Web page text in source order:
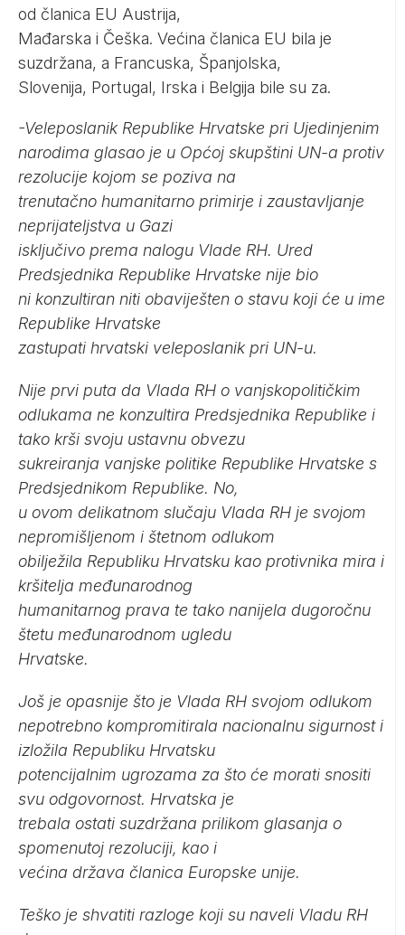
od članica EU Austrija,
Mađarska i Češka. Većina članica EU bila je
suzdržana, a Francuska, Španjolska,
Slovenija, Portugal, Irska i Belgija bile su za.
-Veleposlanik Republike Hrvatske pri Ujedinjenim
narodima glasao je u Općoj skupštini UN-a protiv
rezolucije kojom se poziva na
trenutačno humanitarno primirje i zaustavljanje
neprijateljstva u Gazi
isključivo prema nalogu Vlade RH. Ured
Predsjednika Republike Hrvatske nije bio
ni konzultiran niti obaviješten o stavu koji će u ime
Republike Hrvatske
zastupati hrvatski veleposlanik pri UN-u.
Nije prvi puta da Vlada RH o vanjskopolitičkim
odlukama ne konzultira Predsjednika Republike i
tako krši svoju ustavnu obvezu
sukreiranja vanjske politike Republike Hrvatske s
Predsjednikom Republike. No,
u ovom delikatnom slučaju Vlada RH je svojom
nepromišljenom i štetnom odlukom
obilježila Republiku Hrvatsku kao protivnika mira i
kršitelja međunarodnog
humanitarnog prava te tako nanijela dugoročnu
štetu međunarodnom ugledu
Hrvatske.
Još je opasnije što je Vlada RH svojom odlukom
nepotrebno kompromitirala nacionalnu sigurnost i
izložila Republiku Hrvatsku
potencijalnim ugrozama za što će morati snositi
svu odgovornost. Hrvatska je
trebala ostati suzdržana prilikom glasanja o
spomenutoj rezoluciji, kao i
većina država članica Europske unije.
Teško je shvatiti razloge koji su naveli Vladu RH